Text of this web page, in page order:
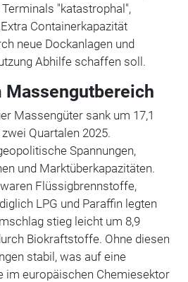
"katastrophal",
Containerkapazität
neue Dockanlagen und
Abhilfe schaffen soll.
Massengutbereich
Massengüter sank um 17,1
Quartalen 2025.
Spannungen,
und Marktüberkapazitäten.
Flüssigbrennstoffe,
LPG und Paraffin legten
stieg leicht um 8,9
Biokraftstoffe. Ohne diesen
stabil, was auf eine
im europäischen Chemiesektor